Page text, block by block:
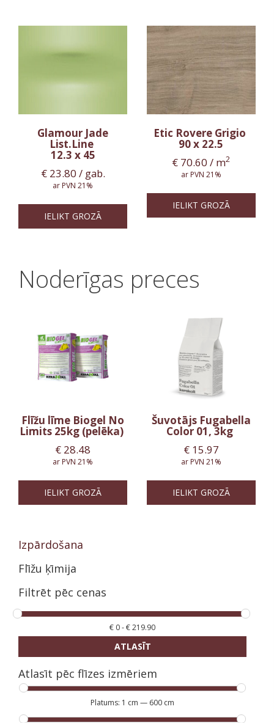
Glamour Jade
List.Line
12.3 x 45
€23.80 / gab.
ar PVN 21%
IELIKT GROZĀ
Etic Rovere Grigio
90 x 22.5
€ 70.60 / m2
ar PVN 21%
IELIKT GROZĀ
Noderīgas preces
Flīžu līme Biogel No
Limits 25kg (pelēka)
€ 28.48
ar PVN 21%
IELIKT GROZĀ
Šuvotājs Fugabella
Color 01, 3kg
€15.97
ar PVN 21%
IELIKT GROZĀ
Izpārdošana
Flīžu ķīmija
Filtrēt pēc cenas
€ 0-€219.90
ATLASĪT
Atlasīt pēc flīzes izmēriem
Platums: 1 cm — 600 cm